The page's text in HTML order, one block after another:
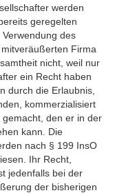
werden
geregelten
des
Firma
nicht, weil nur
ein Recht haben
durch die Erlaubnis,
kommerzialisiert
den er in der
kann. Die
nach § 199 InsO
Ihr Recht,
jedenfalls bei der
der bisherigen